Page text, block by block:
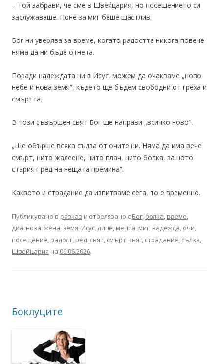
– Той забрави, че сме в Швейцария, но посещението си
заслужаваше. Поне за миг беше щастлив.
Бог ни уверява за време, когато радостта никога повече
няма да ни бъде отнета.
Поради надеждата ни в Исус, можем да очакваме „ново
небе и нова земя“, където ще бъдем свободни от греха и
смъртта.
В този съвършен свят Бог ще направи „всичко ново“.
„Ще обърше всяка сълза от очите ни. Няма да има вече
смърт, нито жалеене, нито плач, нито болка, защото
старият ред на нещата премина“.
Каквото и страдание да изпитваме сега, то е временно.
Публикувано в разказ и отбелязано с Бог, болка, време,
диагноза,жена, земя, Исус,лице, мечта, миг, надежда, очи,
посещение, радост, ред, свят, смърт, сняг, страдание, сълза,
Швейцария на 09.06.2026.
Боклуците